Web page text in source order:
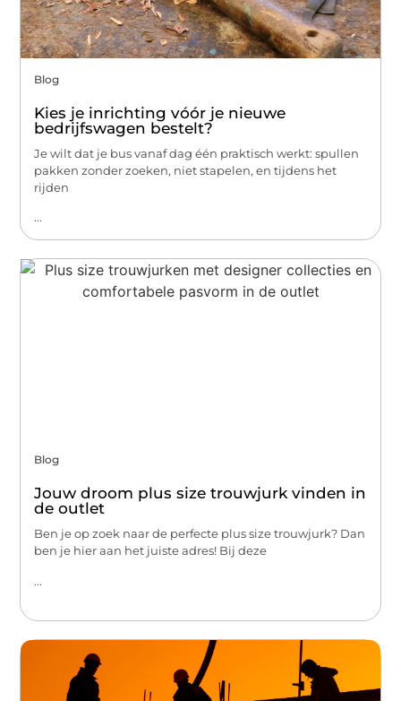
Blog
Kies je inrichting vóór je nieuwe
bedrijfswagen bestelt?
Je wilt dat je bus vanaf dag één praktisch werkt: spullen
pakken zonder zoeken, niet stapelen, en tijdens het
rijden
...
Blog
Jouw droom plus size trouwjurk vinden in
de outlet
Ben je op zoek naar de perfecte plus size trouwjurk? Dan
ben je hier aan het juiste adres! Bij deze
...